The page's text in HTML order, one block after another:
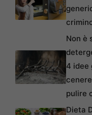
Non è
4 idee
pulire
Dieta